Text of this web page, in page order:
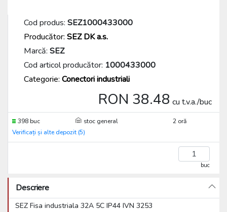
Cod produs: SEZ1000433000
Producător: SEZ DK a.s.
Marcă: SEZ
Cod articol producător: 1000433000
Categorie: Conectori industriali
RON 38.48 cu t.v.a./buc
398 buc stoc general
2 oră
Verificați și alte depozit (5)
buc
Descriere
SEZ Fisa industriala 32A 5C IP44 IVN 3253